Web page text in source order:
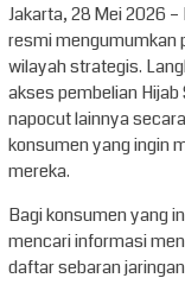
Jakarta, 28 Mei 2026
resmi mengumumkan
wilayah strategis.
akses pembelian
napocut lainnya
konsumen yang ingin
mereka.
Bagi konsumen yang
mencari informasi
daftar sebaran